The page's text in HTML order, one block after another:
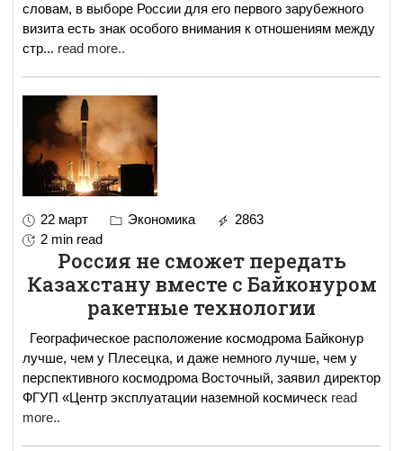
словам, в выборе России для его первого зарубежного
визита есть знак особого внимания к отношениям между
стр... read more..
22 март Экономика
2863
2 min read
Россия не сможет передать
Казахстану вместе с Байконуром
ракетные технологии
Географическое расположение космодрома Байконур
лучше, чем у Плесецка, и даже немного лучше, чем у
перспективного космодрома Восточный, заявил директор
ФГУП «Центр эксплуатации наземной космическ read
more..